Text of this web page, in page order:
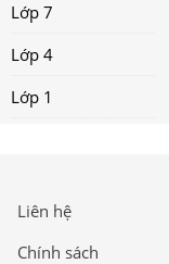
Lớp 7
Lớp 4
Lớp 1
Liên hệ
Chính sách